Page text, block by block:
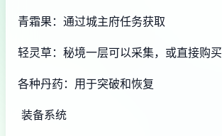
青霜果：通过城主府任务获取
轻灵草：秘境一层可以采集，或直接购买
各种丹药：用于突破和恢复
装备系统